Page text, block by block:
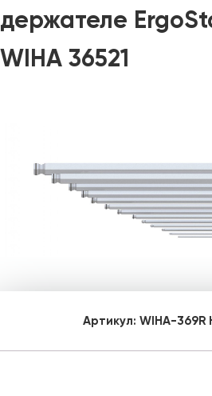
держателе
WIHA 36521
Артикул: WIHA-369R